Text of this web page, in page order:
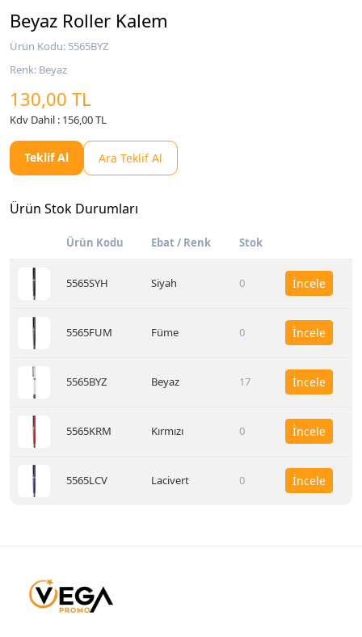
Beyaz Roller Kalem
Ürün Kodu: 5565BYZ
Renk: Beyaz
130,00 TL
Kdv Dahil : 156,00 TL
Teklif Al Ara Teklif Al
Ürün Stok Durumları
Ürün Kodu Ebat / Renk Stok
5565SYH Siyah 0 İncele
5565FUM Füme 0 İncele
5565BYZ Beyaz 17 İncele
5565KRM Kırmızı 0 İncele
5565LCV Lacivert 0 İncele